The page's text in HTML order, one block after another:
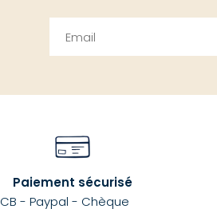
Paiement sécurisé
CB - Paypal - Chèque